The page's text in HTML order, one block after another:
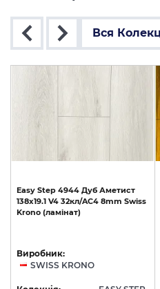
Вся
Easy Step 4944 Дуб Аметист
138х19.1 V4 32кл/AC4 8mm Swiss
Krono (ламінат)
Виробник:
SWISS KRONO